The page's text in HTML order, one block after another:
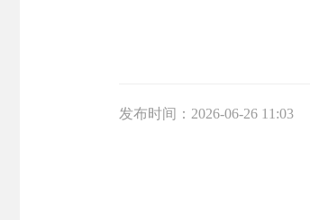
发布时间： 2026-06-26 11:03